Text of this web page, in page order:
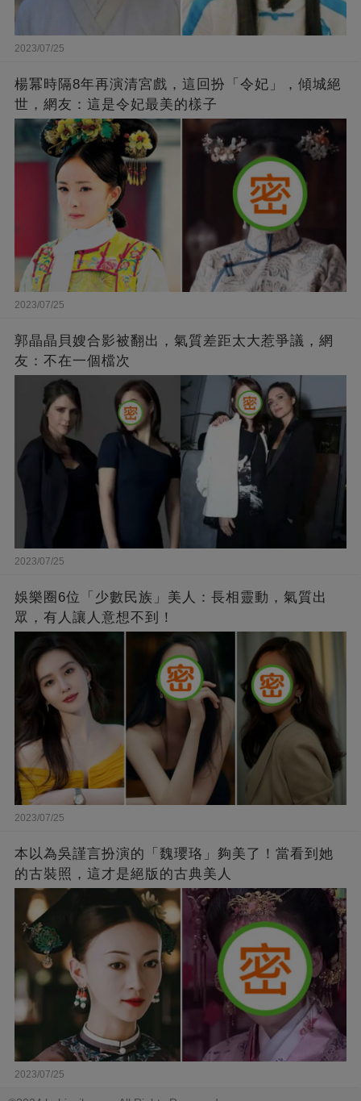
2023/07/25
楊冪時隔8年再演清宮戲，這回扮「令妃」，傾城絕
世，網友：這是令妃最美的樣子
2023/07/25
郭晶晶貝嫂合影被翻出，氣質差距太大惹爭議，網
友：不在一個檔次
2023/07/25
娛樂圈6位「少數民族」美人：長相靈動，氣質出
眾，有人讓人意想不到！
2023/07/25
本以為吳謹言扮演的「魏瓔珞」夠美了！當看到她
的古裝照，這才是絕版的古典美人
2023/07/25